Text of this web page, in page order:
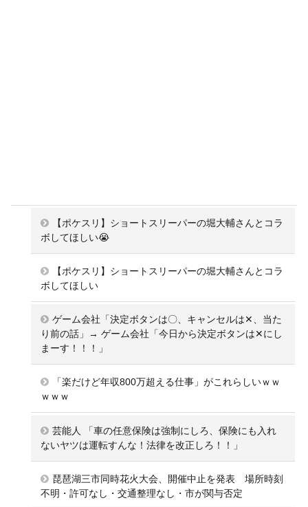
【ポケスリ】ショートスリーパーの堀大輔さんとコラ
ボしてほしい😭
【ポケスリ】ショートスリーパーの堀大輔さんとコラ
ボしてほしい
ゲーム会社「決定ボタンは〇、キャンセルは✕、当た
り前の話」→ ゲーム会社「今日から決定ボタンは✕にし
まーす！！！」
「楽だけど年収800万超える仕事」がこれらしいｗｗ
ｗｗｗ
芸能人 「車の任意保険は強制にしろ、保険にも入れ
ないヤツは運転すんな！法律を改正しろ！！」
琵琶湖三市同時花火大会、開催中止を発表 場所時刻
不明・許可なし・交通整理なし・市が関与否定